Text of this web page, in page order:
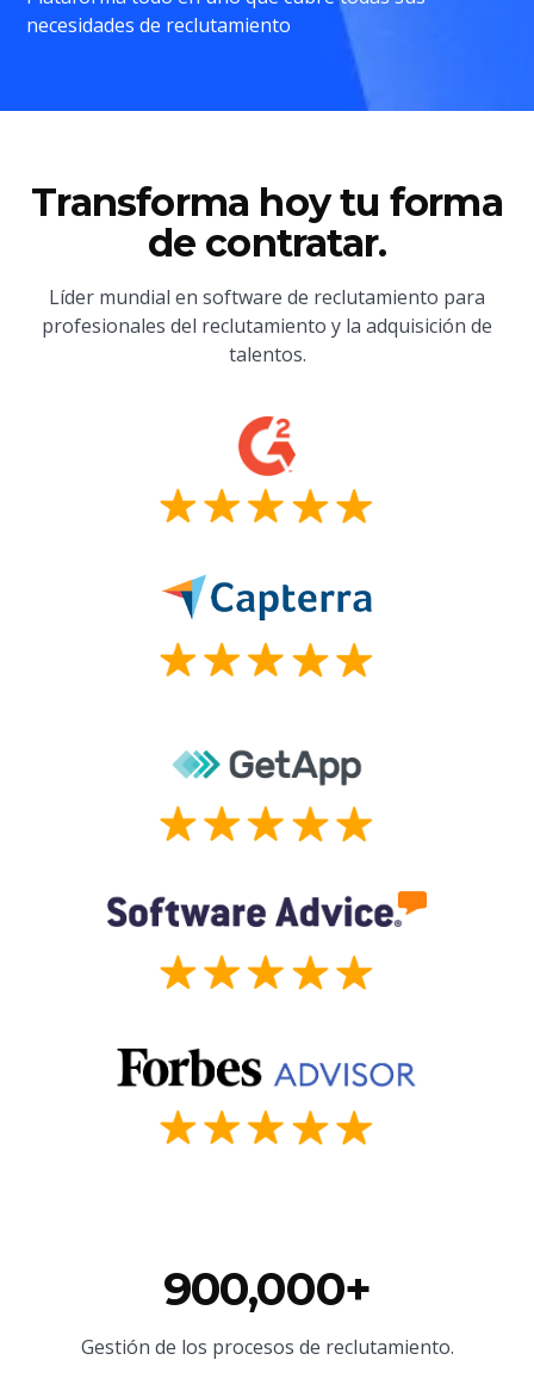
necesidades de reclutamiento
Transforma hoy tu forma
de contratar.
Líder mundial en software de reclutamiento para
profesionales del reclutamiento y la adquisición de
talentos.
900,000+
Gestión de los procesos de reclutamiento.